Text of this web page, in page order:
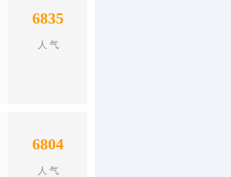
6835
人 气
6804
人 气